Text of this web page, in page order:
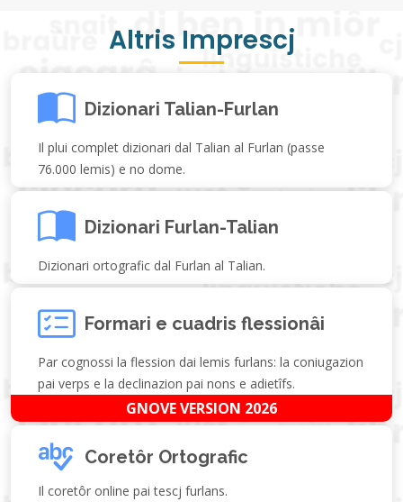
Altris Imprescj
Dizionari Talian-Furlan
Il plui complet dizionari dal Talian al Furlan (passe
76.000 lemis) e no dome.
Dizionari Furlan-Talian
Dizionari ortografic dal Furlan al Talian.
Formari e cuadris flessionâi
Par cognossi la flession dai lemis furlans: la coniugazion
pai verps e la declinazion pai nons e adietîfs.
GNOVE VERSION 2026
Coretôr Ortografic
Il coretôr online pai tescj furlans.